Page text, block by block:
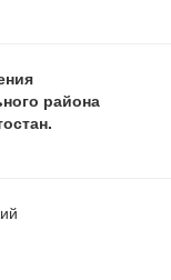
района